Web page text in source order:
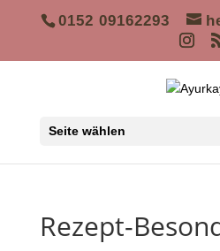
0152 09162293
Seite wählen
Rezept-